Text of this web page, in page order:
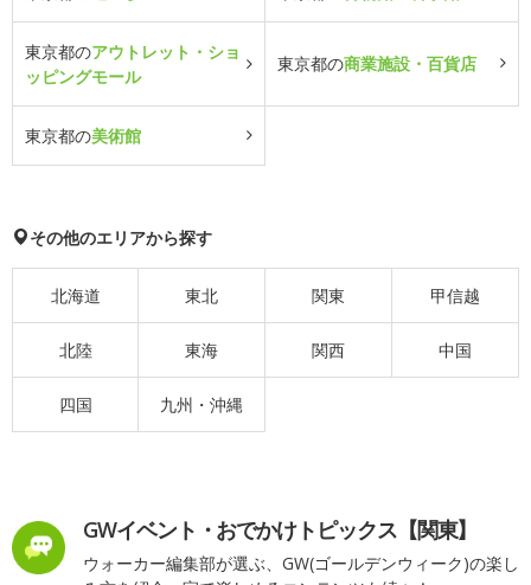
東京都のアウトレット・ショ
ッピングモール
東京都の商業施設・百貨店
東京都の美術館
その他のエリアから探す
北海道 東北 関東 甲信越
北陸 東海 関西 中国
四国 九州・沖縄
GWイベント・おでかけトピックス【関東】
ウォーカー編集部が選ぶ、GW(ゴールデンウィーク)の楽し